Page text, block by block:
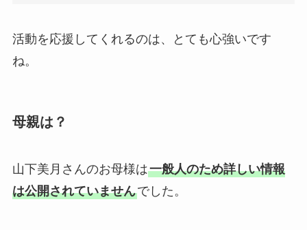
活動を応援してくれるのは、とても心強いです
ね。
母親は？
山下美月さんのお母様は一般人のため詳しい情報
は公開されていませんでした。